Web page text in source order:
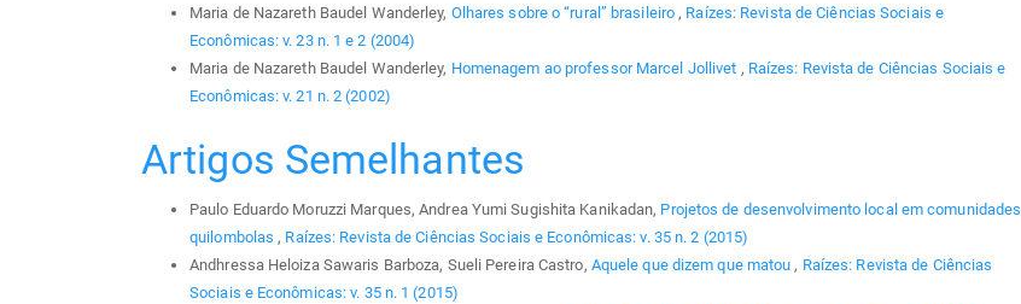
Maria de Nazareth Baudel Wanderley, Olhares sobre o “rural” brasileiro , Raízes: Revista de Ciências Sociais e
Econômicas: v. 23 n. 1 e 2 (2004)
Maria de Nazareth Baudel Wanderley, Homenagem ao professor Marcel Jollivet , Raízes: Revista de Ciências Sociais e
Econômicas: v. 21 n. 2 (2002)
Artigos Semelhantes
Paulo Eduardo Moruzzi Marques, Andrea Yumi Sugishita Kanikadan, Projetos de desenvolvimento local em comunidades
quilombolas, Raízes: Revista de Ciências Sociais e Econômicas: v. 35 n. 2 (2015)
Andhressa Heloiza Sawaris Barboza, Sueli Pereira Castro, Aquele que dizem que matou, Raízes: Revista de Ciências
Sociais e Econômicas: v. 35 n. 1 (2015)